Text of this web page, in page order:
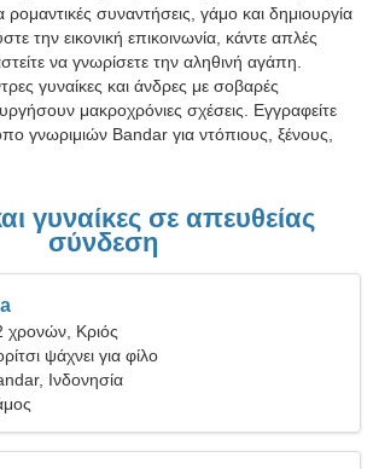
συναντήσεις, γάμο και δημιουργία
την εικονική επικοινωνία, κάντε απλές
να γνωρίσετε την αληθινή αγάπη.
γυναίκες και άνδρες με σοβαρές
μακροχρόνιες σχέσεις. Εγγραφείτε
γνωριμιών Bandar για ντόπιους, ξένους,
γυναίκες σε απευθείας
σύνδεση
χρονών, Κριός
ψάχνει για φίλο
Ινδονησία